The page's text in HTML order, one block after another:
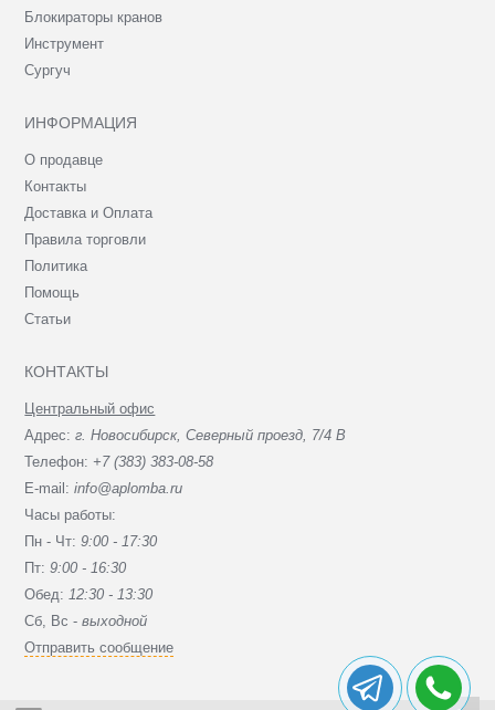
Блокираторы кранов
Инструмент
Сургуч
ИНФОРМАЦИЯ
О продавце
Контакты
Доставка и Оплата
Правила торговли
Политика
Помощь
Статьи
КОНТАКТЫ
Центральный офис
Адрес:г. Новосибирск, Северный проезд, 7/4 В
Телефон: +7 (383) 383-08-58
E-mail:info@aplomba.ru
Часы работы:
Пн - Чт:9:00 - 17:30
Пт:9:00 - 16:30
Обед: 12:30 - 13:30
Сб, Вc -выходной
Отправить сообщение